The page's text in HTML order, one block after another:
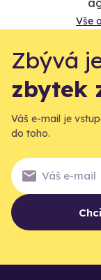
Vše
Zbývá
zbytek
Váš e-mail je
do toho.